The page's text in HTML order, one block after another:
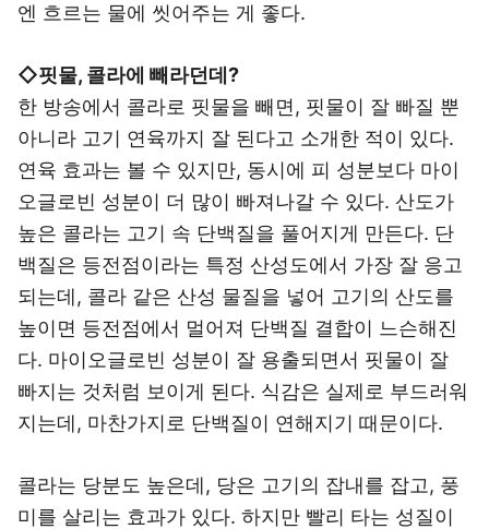
엔 흐르는 물에 씻어주는 게 좋다.
◇핏물, 콜라에 빼라던데?
한 방송에서 콜라로 핏물을 빼면, 핏물이 잘 빠질 뿐
아니라 고기 연육까지 잘 된다고 소개한 적이 있다.
연육 효과는 볼 수 있지만, 동시에 피 성분보다 마이
오글로빈 성분이 더 많이 빠져나갈 수 있다. 산도가
높은 콜라는 고기 속 단백질을 풀어지게 만든다. 단
백질은 등전점이라는 특정 산성도에서 가장 잘 응고
되는데, 콜라 같은 산성 물질을 넣어 고기의 산도를
높이면 등전점에서 멀어져 단백질 결합이 느슨해진
다. 마이오글로빈 성분이 잘 용출되면서 핏물이 잘
빠지는 것처럼 보이게 된다. 식감은 실제로 부드러워
지는데, 마찬가지로 단백질이 연해지기 때문이다.
콜라는 당분도 높은데, 당은 고기의 잡내를 잡고, 풍
미를 살리는 효과가 있다. 하지만 빨리 타는 성질이